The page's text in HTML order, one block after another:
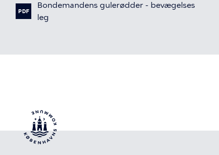
Fil
PDF
Bondemandens gulerødder - bevægelses
leg